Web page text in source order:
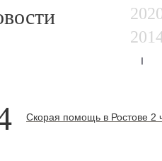
I
Скорая помощь в Ростове 2